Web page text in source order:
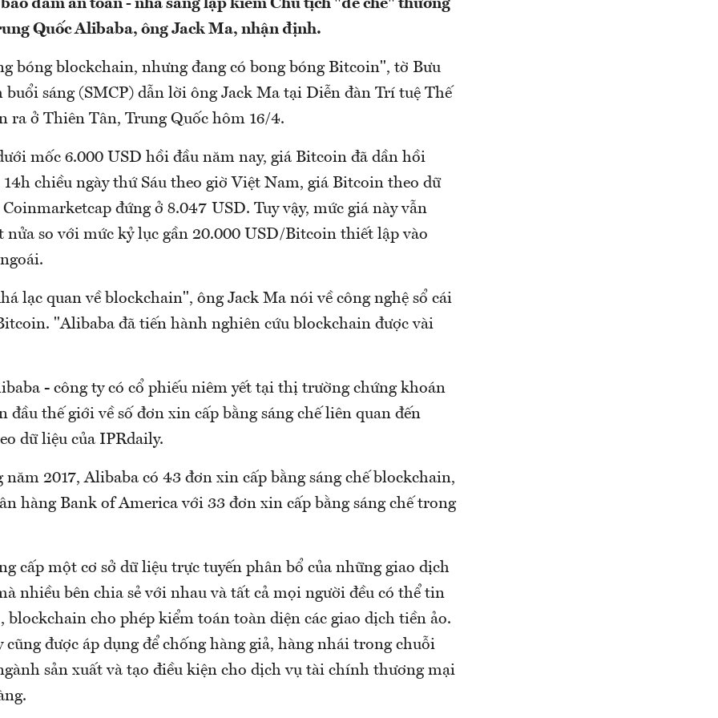
đảm an toàn - nhà sáng lập kiêm Chủ tịch "đế chế" thương
Quốc Alibaba, ông Jack Ma, nhận định.
bóng blockchain, nhưng đang có bong bóng Bitcoin", tờ Bưu
buổi sáng (SMCP) dẫn lời ông Jack Ma tại Diễn đàn Trí tuệ Thế
ra ở Thiên Tân, Trung Quốc hôm 16/4.
mốc 6.000 USD hồi đầu năm nay, giá Bitcoin đã dần hồi
chiều ngày thứ Sáu theo giờ Việt Nam, giá Bitcoin theo dữ
đứng ở 8.047 USD. Tuy vậy, mức giá này vẫn
nửa so với mức kỷ lục gần 20.000 USD/Bitcoin thiết lập vào
lạc quan về blockchain", ông Jack Ma nói về công nghệ sổ cái
"Alibaba đã tiến hành nghiên cứu blockchain được vài
- công ty có cổ phiếu niêm yết tại thị trường chứng khoán
đầu thế giới về số đơn xin cấp bằng sáng chế liên quan đến
dữ liệu của IPRdaily.
năm 2017, Alibaba có 43 đơn xin cấp bằng sáng chế blockchain,
hàng Bank of America với 33 đơn xin cấp bằng sáng chế trong
cấp một cơ sở dữ liệu trực tuyến phân bổ của những giao dịch
nhiều bên chia sẻ với nhau và tất cả mọi người đều có thể tin
blockchain cho phép kiểm toán toàn diện các giao dịch tiền ảo.
cũng được áp dụng để chống hàng giả, hàng nhái trong chuỗi
sản xuất và tạo điều kiện cho dịch vụ tài chính thương mại